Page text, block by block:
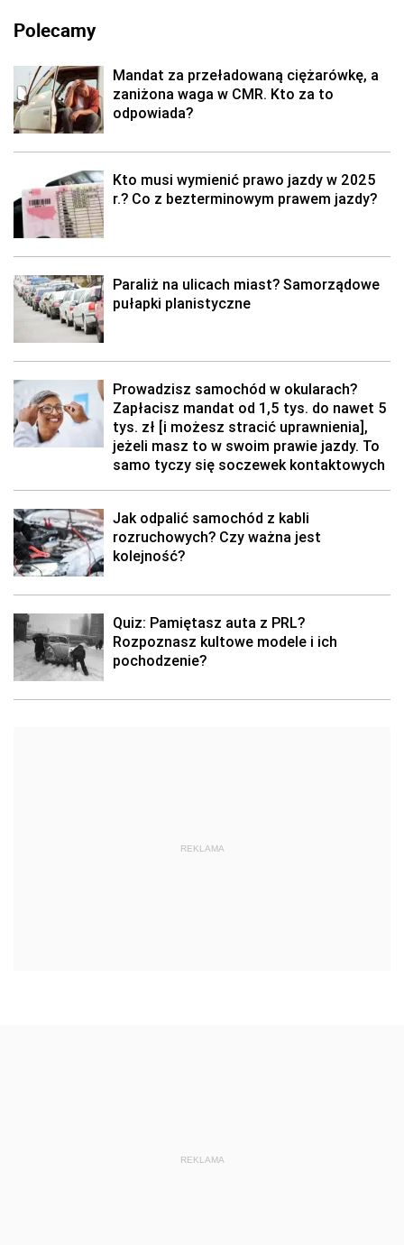
Polecamy
Mandat za przeładowaną ciężarówkę, a
zaniżona waga w CMR. Kto za to
odpowiada?
Kto musi wymienić prawo jazdy w 2025
r.? Co z bezterminowym prawem jazdy?
Paraliż na ulicach miast? Samorządowe
pułapki planistyczne
Prowadzisz samochód w okularach?
Zapłacisz mandat od 1,5 tys. do nawet 5
tys. zł [i możesz stracić uprawnienia],
jeżeli masz to w swoim prawie jazdy. To
samo tyczy się soczewek kontaktowych
Jak odpalić samochód z kabli
rozruchowych? Czy ważna jest
kolejność?
Quiz: Pamiętasz auta z PRL?
Rozpoznasz kultowe modele i ich
pochodzenie?
REKLAMA
REKLAMA